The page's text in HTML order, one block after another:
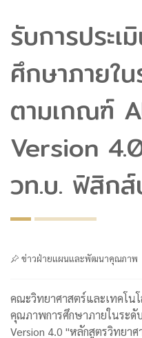
รับการประ
ศึกษาภายใ
ตามเกณฑ์
Version
วท.บ. ฟิสิกส์
ข่าวฝ่ายแผนและพัฒนาคุณภาพ
คณะวิทยาศาสตร์และเทคโน
คุณภาพการศึกษาภายในระดั
Version 4.0 "หลักสูตรวิทย